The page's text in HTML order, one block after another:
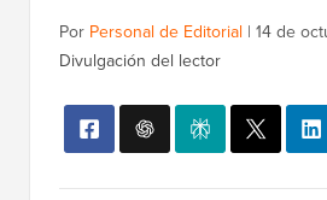
Por Personal de Editorial | 14 de
Divulgación del lector